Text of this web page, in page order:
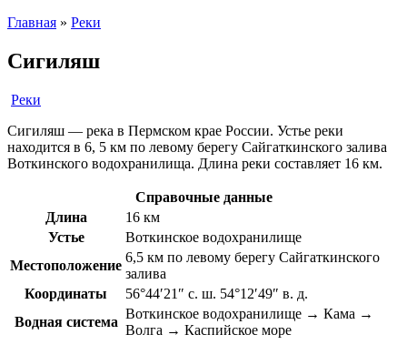
Главная » Реки
Сигиляш
Реки
Сигиляш — река в Пермском крае России. Устье реки
находится в 6, 5 км по левому берегу Сайгаткинского залива
Воткинского водохранилища. Длина реки составляет 16 км.
Справочные данные
Длина
16 км
Устье
Воткинское водохранилище
Местоположение
6,5 км по левому берегу Сайгаткинского
залива
Координаты
56°44′21″ с. ш. 54°12′49″ в. д.
Водная система
Воткинское водохранилище → Кама →
Волга → Каспийское море